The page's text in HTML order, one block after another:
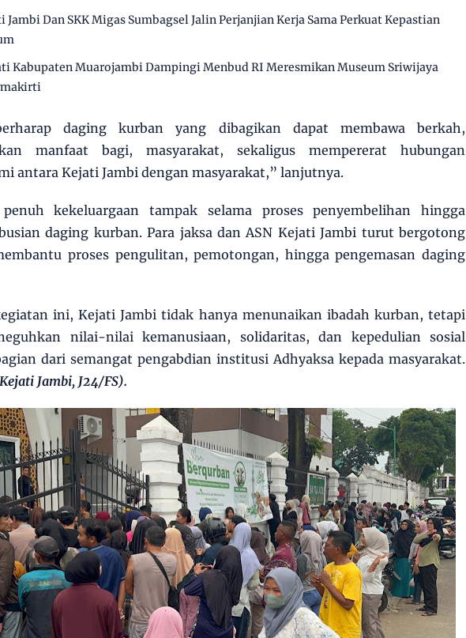
Jambi Dan SKK Migas Sumbagsel Jalin Perjanjian Kerja Sama Perkuat Kepastian
Kabupaten Muarojambi Dampingi Menbud RI Meresmikan Museum Sriwijaya
daging kurban yang dibagikan dapat membawa berkah,
manfaat bagi, masyarakat, sekaligus mempererat hubungan
antara Kejati Jambi dengan masyarakat,” lanjutnya.
penuh kekeluargaan tampak selama proses penyembelihan hingga
daging kurban. Para jaksa dan ASN Kejati Jambi turut bergotong
proses pengulitan, pemotongan, hingga pengemasan daging
ini, Kejati Jambi tidak hanya menunaikan ibadah kurban, tetapi
nilai-nilai kemanusiaan, solidaritas, dan kepedulian sosial
dari semangat pengabdian institusi Adhyaksa kepada masyarakat.
Jambi, J24/FS).